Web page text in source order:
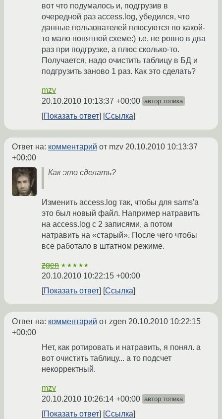
вот что подумалось и, подгрузив в
очередной раз access.log, убедился, что
данные пользователей плюсуются по какой-
то мало понятной схеме:) т.е. не ровно в два
раз при подгрузке, а плюс сколько-то.
Получается, надо очистить таблицу в БД и
подгрузить заново 1 раз. Как это сделать?
mzv
20.10.2010 10:13:37 +00:00 автор топика
Показать ответ Ссылка
Ответ на: комментарий от mzv 20.10.2010 10:13:37
+00:00
Как это сделать?
Изменить access.log так, чтобы для sams'а
это был новый файл. Например натравить
на access.log с 2 записями, а потом
натравить на «старый». После чего чтобы
все работало в штатном режиме.
zgen ★★★★★
20.10.2010 10:22:15 +00:00
Показать ответ
Ссылка
Ответ на: комментарий от zgen 20.10.2010 10:22:15
+00:00
Нет, как ротировать и натравить, я понял. а
вот очистить таблицу... а то подсчет
некорректный.
mzv
20.10.2010 10:26:14 +00:00 автор топика
Показать ответ Ссылка